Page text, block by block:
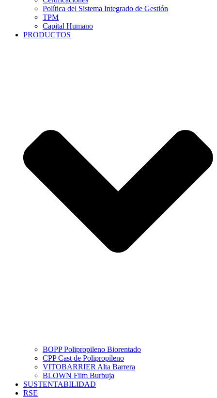
Política del Sistema Integrado de Gestión
TPM
Capital Humano
PRODUCTOS
BOPP Polipropileno Biorentado
CPP Cast de Polipropileno
VITOBARRIER Alta Barrera
BLOWN Film Burbuja
SUSTENTABILIDAD
RSE